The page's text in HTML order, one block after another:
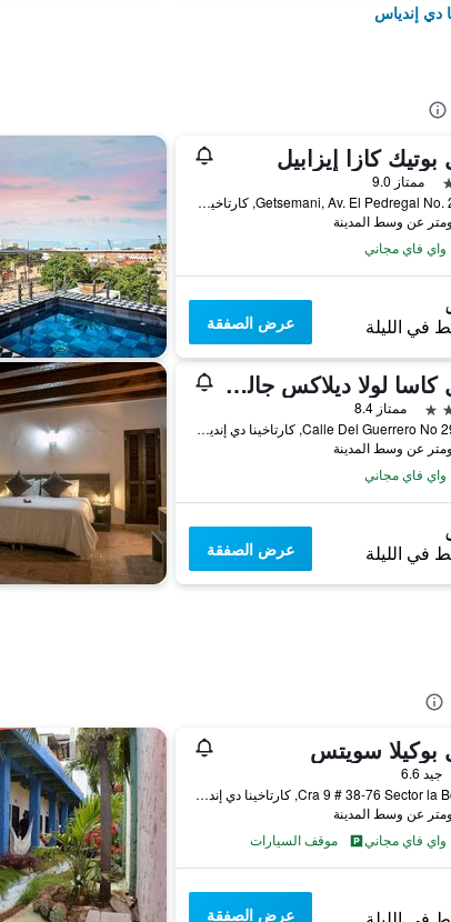
دي إندياس
كازا إيزابيل
ممتاز 9.0
Getsemani, Av. El Pedregal No. 29-159, كارتاخينا دي إندياس, كولومبيا
واي فاي مجاني
في الليلة عرض الصفقة
هوتل كاسا لولا ديلاكس جاليري
ممتاز 8.4
Calle Del Guerrero No 29 - 108, كارتاخينا دي إندياس, كولومبيا
واي فاي مجاني
في الليلة عرض الصفقة
بوكيلا سويتس
جيد 6.6
Cra 9 # 38-76 Sector la Boquilla, كارتاخينا دي إندياس, كولومبيا
واي فاي مجاني
موقف السيارات
عرض الصفقة